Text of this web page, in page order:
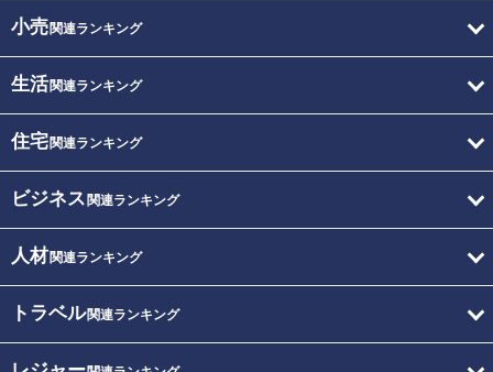
小売関連ランキング
生活関連ランキング
住宅関連ランキング
ビジネス 関連ランキング
人材関連ランキング
トラベル関連ランキング